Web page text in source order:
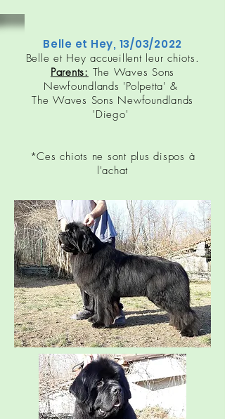
Belle et Hey, 13/03/2022
Belle et Hey accueillent leur chiots.
Parents: The Waves Sons
Newfoundlands 'Polpetta' &
The Waves Sons Newfoundlands
'Diego'
*Ces chiots ne sont plus dispos à
l'achat